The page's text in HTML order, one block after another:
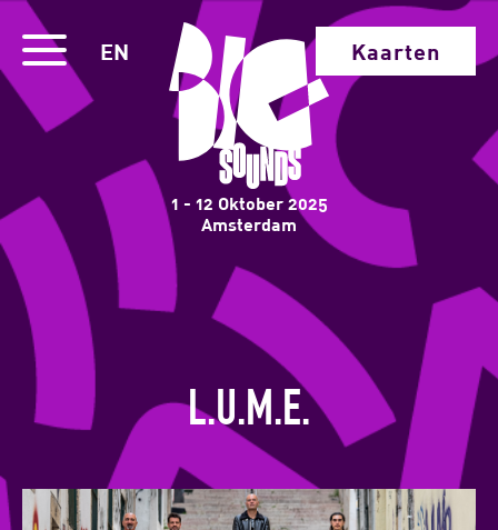
1 - 12 Oktober 2025
Amsterdam
EN Kaarten
L.U.M.E.